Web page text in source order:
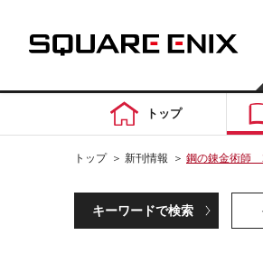
トップ
トップ ＞ 新刊情報 ＞ 鋼の錬金術師
キーワードで検索